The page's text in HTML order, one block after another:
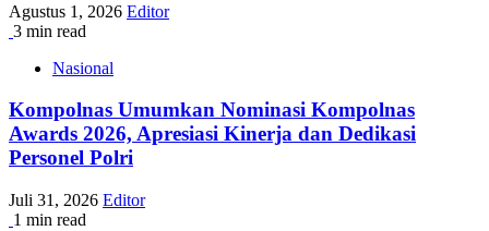
Agustus 1, 2026 Editor
3 min read
Nasional
Kompolnas Umumkan Nominasi Kompolnas
Awards 2026, Apresiasi Kinerja dan Dedikasi
Personel Polri
Juli 31, 2026 Editor
1 min read